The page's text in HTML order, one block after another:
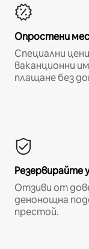
Опростени
Специални
ваканционни
плащане без
Резервирайте
Отзиви от
денонощна
престой.